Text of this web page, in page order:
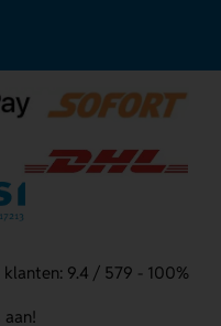
9.4 / 579 - 100%